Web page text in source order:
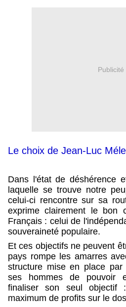
Publicité
Le choix de Jean-Luc
Dans l'état de déshérence
laquelle se trouve notre
celui-ci rencontre sur sa
exprime clairement le bon
Français : celui de
souveraineté populaire.
Et ces objectifs ne peuvent
pays rompe les amarres
structure mise en place par
ses hommes de pouvoir
finaliser son seul objectif
maximum de profits sur le